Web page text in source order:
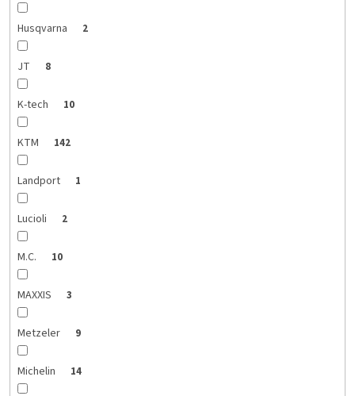
Husqvarna 2
JT 8
K-tech 10
KTM 142
Landport 1
Lucioli 2
M.C. 10
MAXXIS 3
Metzeler 9
Michelin 14